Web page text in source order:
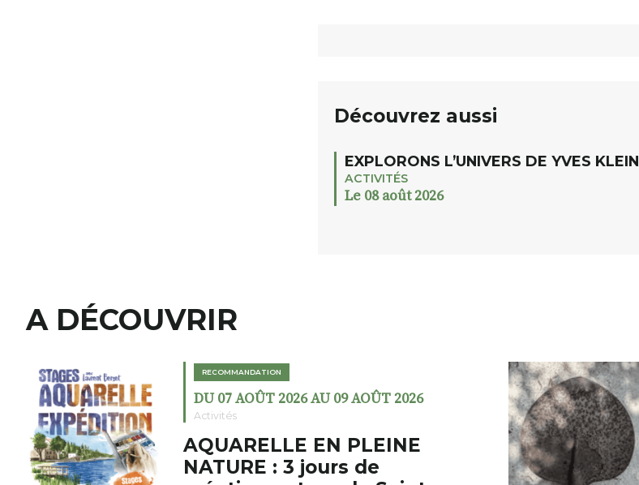
Découvrez aussi
EXPLORONS L’UNIVERS DE YVES KLEIN
ACTIVITÉS
Le 08 août 2026
A DÉCOUVRIR
RECOMMANDATION
DU 07 AOÛT 2026 AU 09 AOÛT 2026
Activités
AQUARELLE EN PLEINE
NATURE : 3 jours de